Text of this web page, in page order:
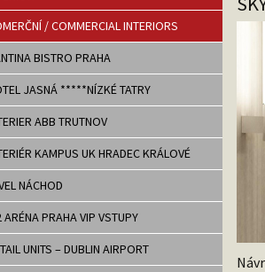
/ COMMERCIAL INTERIORS
BISTRO PRAHA
JASNÁ *****NÍZKÉ TATRY
ABB TRUTNOV
KAMPUS UK HRADEC KRÁLOVÉ
NÁCHOD
ARÉNA PRAHA VIP VSTUPY
UNITS – DUBLIN AIRPORT